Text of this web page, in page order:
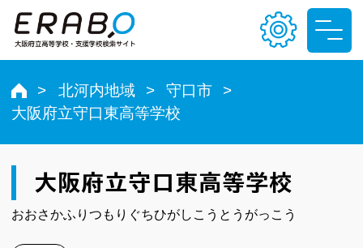
文字サイズ
北河内地域
守口市
大阪府立守口東高等学校
大阪府立守口東高等学校
おおさかふりつもりぐちひがしこうとうがっこう